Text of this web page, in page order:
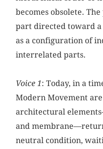
becomes obsolete.
part directed toward a
as a configuration of
interrelated parts.
Voice 1: Today, in a
Modern Movement
architectural
and
neutral condition,